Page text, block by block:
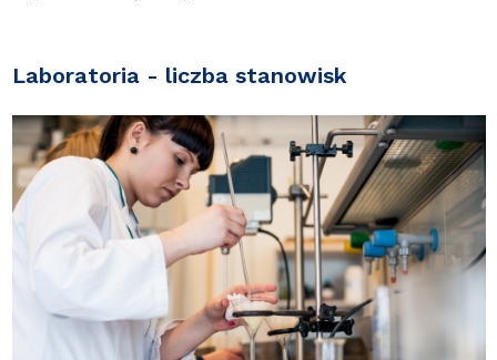
Laboratoria - liczba stanowisk